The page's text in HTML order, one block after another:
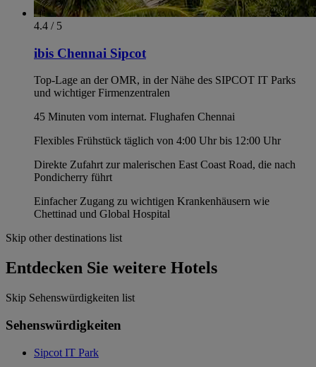
4.4 / 5
ibis Chennai Sipcot
Top-Lage an der OMR, in der Nähe des SIPCOT IT Parks
und wichtiger Firmenzentralen
45 Minuten vom internat. Flughafen Chennai
Flexibles Frühstück täglich von 4:00 Uhr bis 12:00 Uhr
Direkte Zufahrt zur malerischen East Coast Road, die nach
Pondicherry führt
Einfacher Zugang zu wichtigen Krankenhäusern wie
Chettinad und Global Hospital
Skip other destinations list
Entdecken Sie weitere Hotels
Skip Sehenswürdigkeiten list
Sehenswürdigkeiten
Sipcot IT Park